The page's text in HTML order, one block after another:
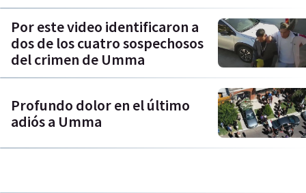
Por este video identificaron a
dos de los cuatro sospechosos
del crimen de Umma
Profundo dolor en el último
adiós a Umma